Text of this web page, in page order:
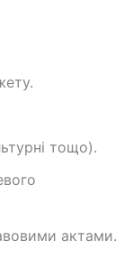
тощо).
актами.